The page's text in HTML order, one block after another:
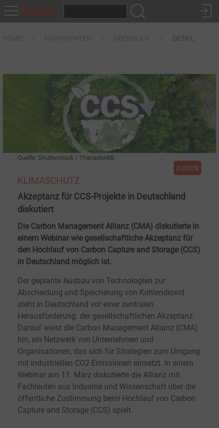
DETAIL
Quelle: Shutterstock / Thanadon88
zurück
KLIMASCHUTZ
Akzeptanz für CCS-Projekte in Deutschland
diskutiert
Die Carbon Management Allianz (CMA) diskutierte in
einem Webinar wie gesellschaftliche Akzeptanz für
den Hochlauf von Carbon Capture and Storage (CCS)
in Deutschland möglich ist.
Der geplante Ausbau von Technologien zur
Abscheidung und Speicherung von Kohlendioxid
steht in Deutschland vor einer zentralen
Herausforderung: der gesellschaftlichen Akzeptanz.
Darauf weist die Carbon Management Allianz (CMA)
hin, ein Netzwerk von Unternehmen und
Organisationen, das sich für Strategien zum Umgang
mit industriellen CO2-Emissionen einsetzt. In einem
Webinar am 11. März diskutierte die Allianz mit
Fachleuten aus Industrie und Wissenschaft über die
öffentliche Zustimmung beim Hochlauf von Carbon
Capture and Storage (CCS) spielt.